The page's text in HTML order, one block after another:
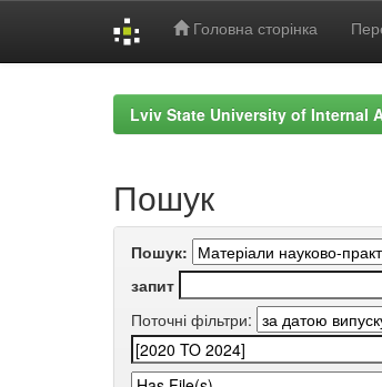
Головна сторінка
Lviv State University of Internal
Пошук
Пошук:
запит
Поточні фільтри: